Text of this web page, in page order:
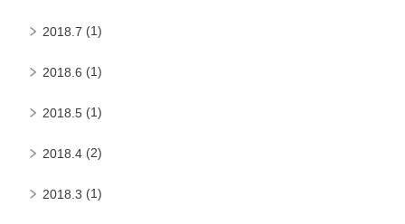
2018.7 (1)
2018.6 (1)
2018.5 (1)
2018.4 (2)
2018.3 (1)